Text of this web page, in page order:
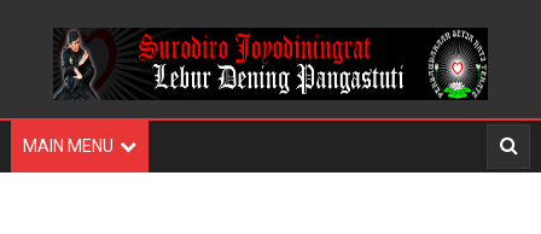
MAIN MENU